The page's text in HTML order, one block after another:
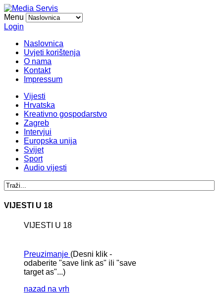
Menu
Login
Naslovnica
Uvjeti korištenja
O nama
Kontakt
Impressum
Vijesti
Hrvatska
Kreativno gospodarstvo
Zagreb
Intervjui
Europska unija
Svijet
Sport
Audio vijesti
VIJESTI U 18
VIJESTI U 18
Preuzimanje (Desni klik -
odaberite "save link as" ili "save
target as"...)
nazad na vrh